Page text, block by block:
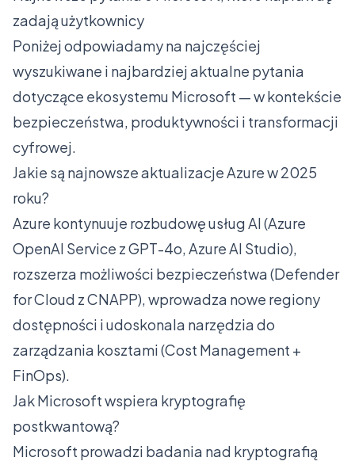
zadają użytkownicy
Poniżej odpowiadamy na najczęściej
wyszukiwane i najbardziej aktualne pytania
dotyczące ekosystemu Microsoft — w kontekście
bezpieczeństwa, produktywności i transformacji
cyfrowej.
Jakie są najnowsze aktualizacje Azure w 2025
roku?
Azure kontynuuje rozbudowę usług AI (Azure
OpenAI Service z GPT-4o, Azure AI Studio),
rozszerza możliwości bezpieczeństwa (Defender
for Cloud z CNAPP), wprowadza nowe regiony
dostępności i udoskonala narzędzia do
zarządzania kosztami (Cost Management +
FinOps).
Jak Microsoft wspiera kryptografię
postkwantową?
Microsoft prowadzi badania nad kryptografią